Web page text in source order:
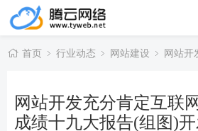
首页 行业动态 网站建设 网站开
网站开发充分肯定互联
成绩十九大报告(组图)